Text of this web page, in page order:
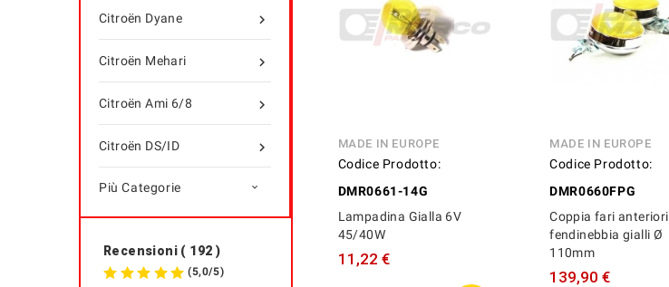

Citroën Dyane

Citroën Mehari

Citroën Ami 6/8

Citroën DS/ID
Più Categorie 
Recensioni ( 192 )
(5,0/5)
MADE IN EUROPE
Codice Prodotto:
DMR0661-14G
Lampadina Gialla 6V
45/40W
11,22 €
MADE IN EUROPE
Codice Prodotto:
DMR0660FPG
Coppia fari anteriori
fendinebbia gialli Ø
110mm
139,90 €